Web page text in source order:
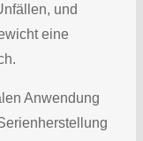
und
eine
Anwendung